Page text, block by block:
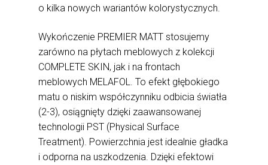
o kilka nowych wariantów kolorystycznych.
Wykończenie PREMIER MATT stosujemy
zarówno na płytach meblowych z kolekcji
COMPLETE SKIN, jak i na frontach
meblowych MELAFOL. To efekt głębokiego
matu o niskim współczynniku odbicia światła
(2-3), osiągnięty dzięki zaawansowanej
technologii PST (Physical Surface
Treatment). Powierzchnia jest idealnie gładka
i odporna na uszkodzenia. Dzięki efektowi